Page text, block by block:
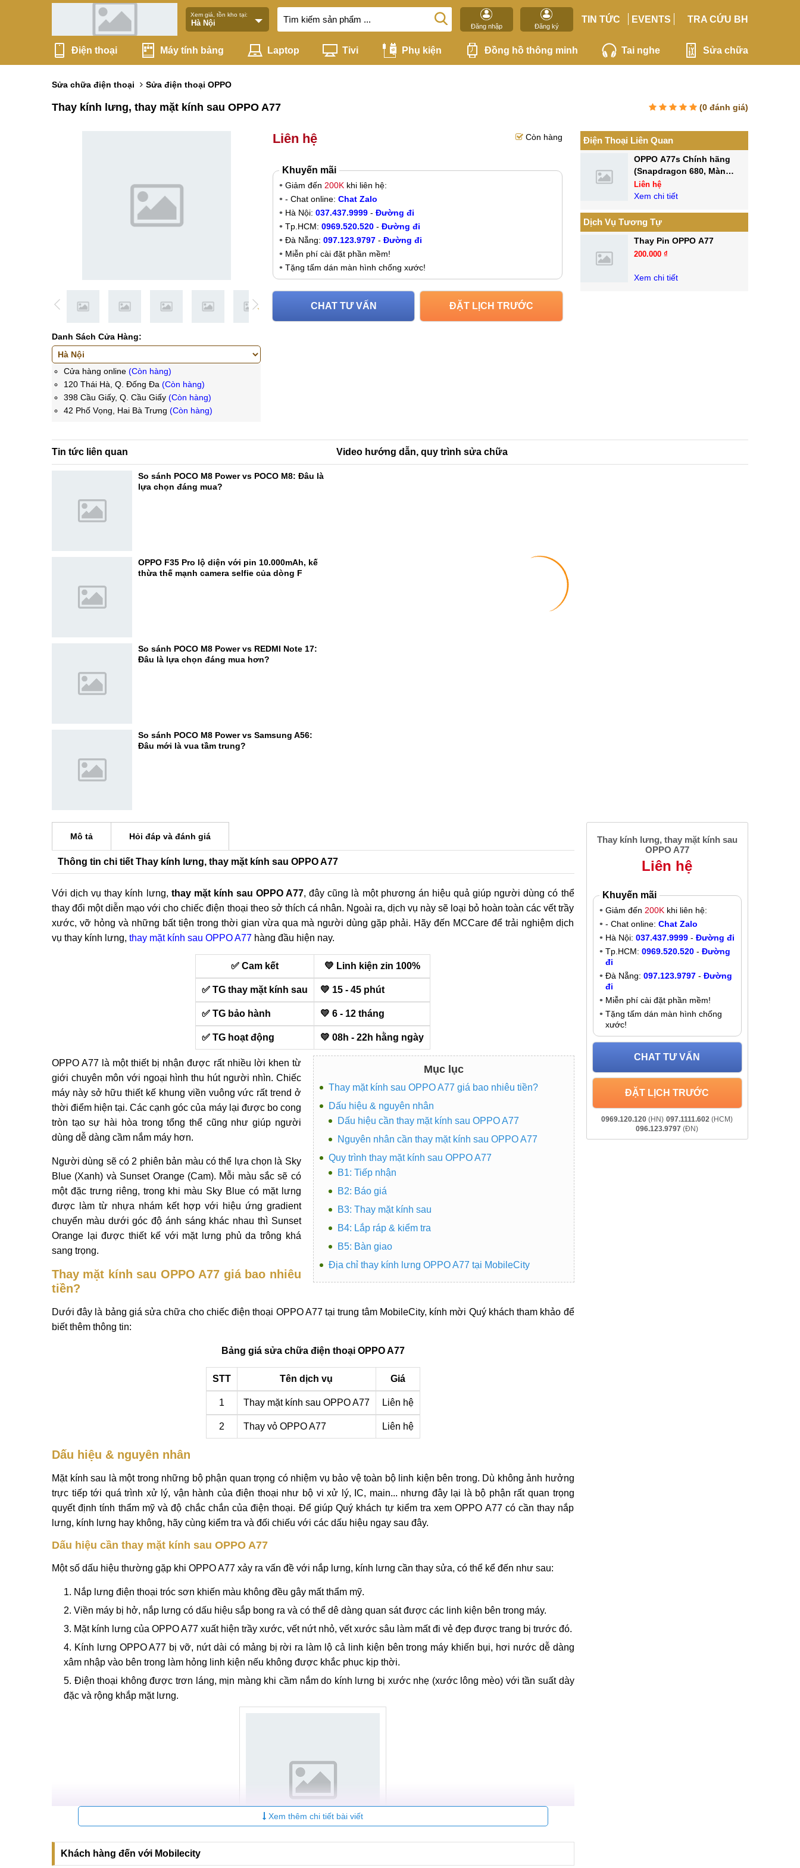
Xem giá, tồn kho tại:
Đăng nhập Đăng ký
TIN TỨC EVENTS TRA CỨU BH
Điện thoại Máy tính bảng Laptop Tivi Phụ kiện Đồng hồ thông minh Tai nghe Sửa chữa
Sửa chữa điện thoại Sửa điện thoại OPPO
Thay kính lưng, thay mặt kính sau OPPO A77 (0 đánh giá)
Danh Sách Cửa Hàng:
Cửa hàng online (Còn hàng)
120 Thái Hà, Q. Đống Đa (Còn hàng)
398 Cầu Giấy, Q. Cầu Giấy (Còn hàng)
42 Phố Vọng, Hai Bà Trưng (Còn hàng)
Liên hệ Còn hàng
Khuyến mãi
Giảm đến 200K khi liên hệ:
- Chat online: Chat Zalo
Hà Nội: 037.437.9999 - Đường đi
Tp.HCM: 0969.520.520 - Đường đi
Đà Nẵng: 097.123.9797 - Đường đi
Miễn phí cài đặt phần mềm!
Tặng tấm dán màn hình chống xước!
CHAT TƯ VẤN ĐẶT LỊCH TRƯỚC
Điện Thoại Liên Quan
OPPO A77s Chính hãng
(Snapdragon 680, Màn
90Hz)
Liên hệ
Xem chi tiết
Dịch Vụ Tương Tự
Thay Pin OPPO A77
200.000 ₫
Xem chi tiết
Tin tức liên quan
So sánh POCO M8 Power vs POCO M8: Đâu là
lựa chọn đáng mua?
OPPO F35 Pro lộ diện với pin 10.000mAh, kế
thừa thế mạnh camera selfie của dòng F
So sánh POCO M8 Power vs REDMI Note 17:
Đâu là lựa chọn đáng mua hơn?
So sánh POCO M8 Power vs Samsung A56:
Đâu mới là vua tầm trung?
Video hướng dẫn, quy trình sửa chữa
Mô tả Hỏi đáp và đánh giá
Thông tin chi tiết Thay kính lưng, thay mặt kính sau OPPO A77
Với dịch vụ thay kính lưng, thay mặt kính sau OPPO A77, đây cũng là một phương án hiệu quả giúp người dùng có thể
thay đổi một diễn mạo với cho chiếc điện thoại theo sở thích cá nhân. Ngoài ra, dịch vụ này sẽ loại bỏ hoàn toàn các vết trầy
xước, vỡ hỏng và những bất tiện trong thời gian vừa qua mà người dùng gặp phải. Hãy đến MCCare để trải nghiệm dịch
vụ thay kính lưng, thay mặt kính sau OPPO A77 hàng đầu hiện nay.
✅ Cam kết 💛 Linh kiện zin 100%
✅ TG thay mặt kính sau 💛 15 - 45 phút
✅ TG bảo hành 💛 6 - 12 tháng
✅ TG hoạt động 💛 08h - 22h hằng ngày
Mục lục
Thay mặt kính sau OPPO A77 giá bao nhiêu tiền?
Dấu hiệu & nguyên nhân
Dấu hiệu cần thay mặt kính sau OPPO A77
Nguyên nhân cần thay mặt kính sau OPPO A77
Quy trình thay mặt kính sau OPPO A77
B1: Tiếp nhận
B2: Báo giá
B3: Thay mặt kính sau
B4: Lắp ráp & kiểm tra
B5: Bàn giao
Địa chỉ thay kính lưng OPPO A77 tại MobileCity
OPPO A77 là một thiết bị nhận được rất nhiều lời khen từ
giới chuyên môn với ngoại hình thu hút người nhìn. Chiếc
máy này sở hữu thiết kế khung viền vuông vức rất trend ở
thời điểm hiện tại. Các cạnh góc của máy lại được bo cong
tròn tạo sự hài hòa trong tổng thể cũng như giúp người
dùng dễ dàng cầm nắm máy hơn.
Người dùng sẽ có 2 phiên bản màu có thể lựa chọn là Sky
Blue (Xanh) và Sunset Orange (Cam). Mỗi màu sắc sẽ có
một đặc trưng riêng, trong khi màu Sky Blue có mặt lưng
được làm từ nhựa nhám kết hợp với hiệu ứng gradient
chuyển màu dưới góc độ ánh sáng khác nhau thì Sunset
Orange lại được thiết kế với mặt lưng phủ da trông khá
sang trọng.
Thay mặt kính sau OPPO A77 giá bao nhiêu
tiền?
Dưới đây là bảng giá sửa chữa cho chiếc điện thoại OPPO A77 tại trung tâm MobileCity, kính mời Quý khách tham khảo để
biết thêm thông tin:
Bảng giá sửa chữa điện thoại OPPO A77
STT Tên dịch vụ Giá
1 Thay mặt kính sau OPPO A77 Liên hệ
2 Thay vỏ OPPO A77 Liên hệ
Dấu hiệu & nguyên nhân
Mặt kính sau là một trong những bộ phận quan trọng có nhiệm vụ bảo vệ toàn bộ linh kiện bên trong. Dù không ảnh hưởng
trực tiếp tới quá trình xử lý, vận hành của điện thoại như bộ vi xử lý, IC, main... nhưng đây lại là bộ phận rất quan trọng
quyết định tính thẩm mỹ và độ chắc chắn của điện thoại. Để giúp Quý khách tự kiểm tra xem OPPO A77 có cần thay nắp
lưng, kính lưng hay không, hãy cùng kiểm tra và đối chiếu với các dấu hiệu ngay sau đây.
Dấu hiệu cần thay mặt kính sau OPPO A77
Một số dấu hiệu thường gặp khi OPPO A77 xảy ra vấn đề với nắp lưng, kính lưng cần thay sửa, có thể kể đến như sau:
Nắp lưng điện thoại tróc sơn khiến màu không đều gây mất thẩm mỹ.
Viền máy bị hở, nắp lưng có dấu hiệu sắp bong ra và có thể dê dàng quan sát được các linh kiện bên trong máy.
Mặt kính lưng của OPPO A77 xuất hiện trầy xước, vết nứt nhỏ, vết xước sâu làm mất đi vẻ đẹp được trang bị trước đó.
Kính lưng OPPO A77 bị vỡ, nứt dài có mảng bị rời ra làm lộ cả linh kiện bên trong máy khiến bụi, hơi nước dễ dàng
xâm nhập vào bên trong làm hỏng linh kiện nếu không được khắc phục kịp thời.
Điện thoại không được trơn láng, mịn màng khi cầm nắm do kính lưng bị xước nhẹ (xước lông mèo) với tần suất dày
đặc và rộng khắp mặt lưng.
Dấu hiệu cần thay mặt kính sau
Xem thêm chi tiết bài viết
Khách hàng đến với Mobilecity
Thay kính lưng, thay mặt kính sau
OPPO A77
Liên hệ
Khuyến mãi
Giảm đến 200Kkhi liên hệ:
- Chat online: Chat Zalo
Hà Nội: 037.437.9999- Đường đi
Tp.HCM: 0969.520.520- Đường
đi
Đà Nẵng: 097.123.9797- Đường
đi
Miễn phí cài đặt phần mềm!
Tặng tấm dán màn hình chống
xước!
CHAT TƯ VẤN
ĐẶT LỊCH TRƯỚC
0969.120.120 (HN) 097.1111.602 (HCM)
096.123.9797 (ĐN)